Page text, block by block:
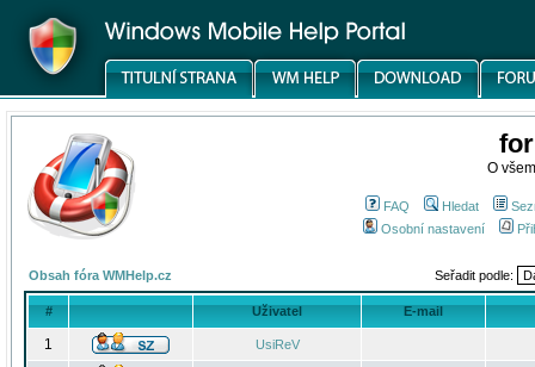
O
FAQ Hledat
Osobní nastavení
Obsah fóra WMHelp.cz Seřadit podle:
# Uživatel E-mail
1 UsiReV